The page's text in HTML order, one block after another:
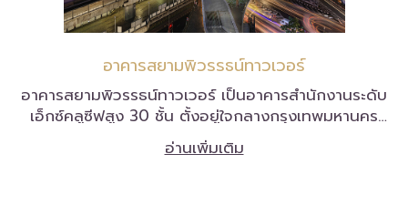
อาคารสยามพิวรรธน์ทาวเวอร์
อาคารสยามพิวรรธน์ทาวเวอร์ เป็นอาคารสำนักงานระดับ
เอ็กซ์คลูซีฟสูง 30 ชั้น ตั้งอยู่ใจกลางกรุงเทพมหานคร
เหนือศูนย์การค้าสยามดิสคัฟเวอรี่ เป็นอาคารสำนักงาน
เกรดเอที่โดดเด่นด้วยทำเลใจกลางย่านช้อปปิ้งชั้นแนวหน้า
อ่านเพิ่มเติม